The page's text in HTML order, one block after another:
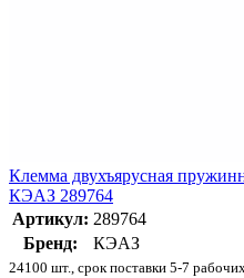
Клемма двухъярусная
КЭАЗ 289764
Артикул: 289764
Бренд:
КЭАЗ
24100 шт., срок поставки 5-7